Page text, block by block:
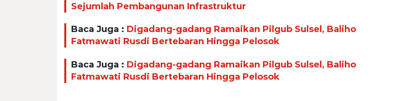
Sejumlah Pembangunan Infrastruktur
Baca Juga : Digadang-gadang Ramaikan Pilgub Sulsel, Baliho
Fatmawati Rusdi Bertebaran Hingga Pelosok
Baca Juga : Digadang-gadang Ramaikan Pilgub Sulsel, Baliho
Fatmawati Rusdi Bertebaran Hingga Pelosok